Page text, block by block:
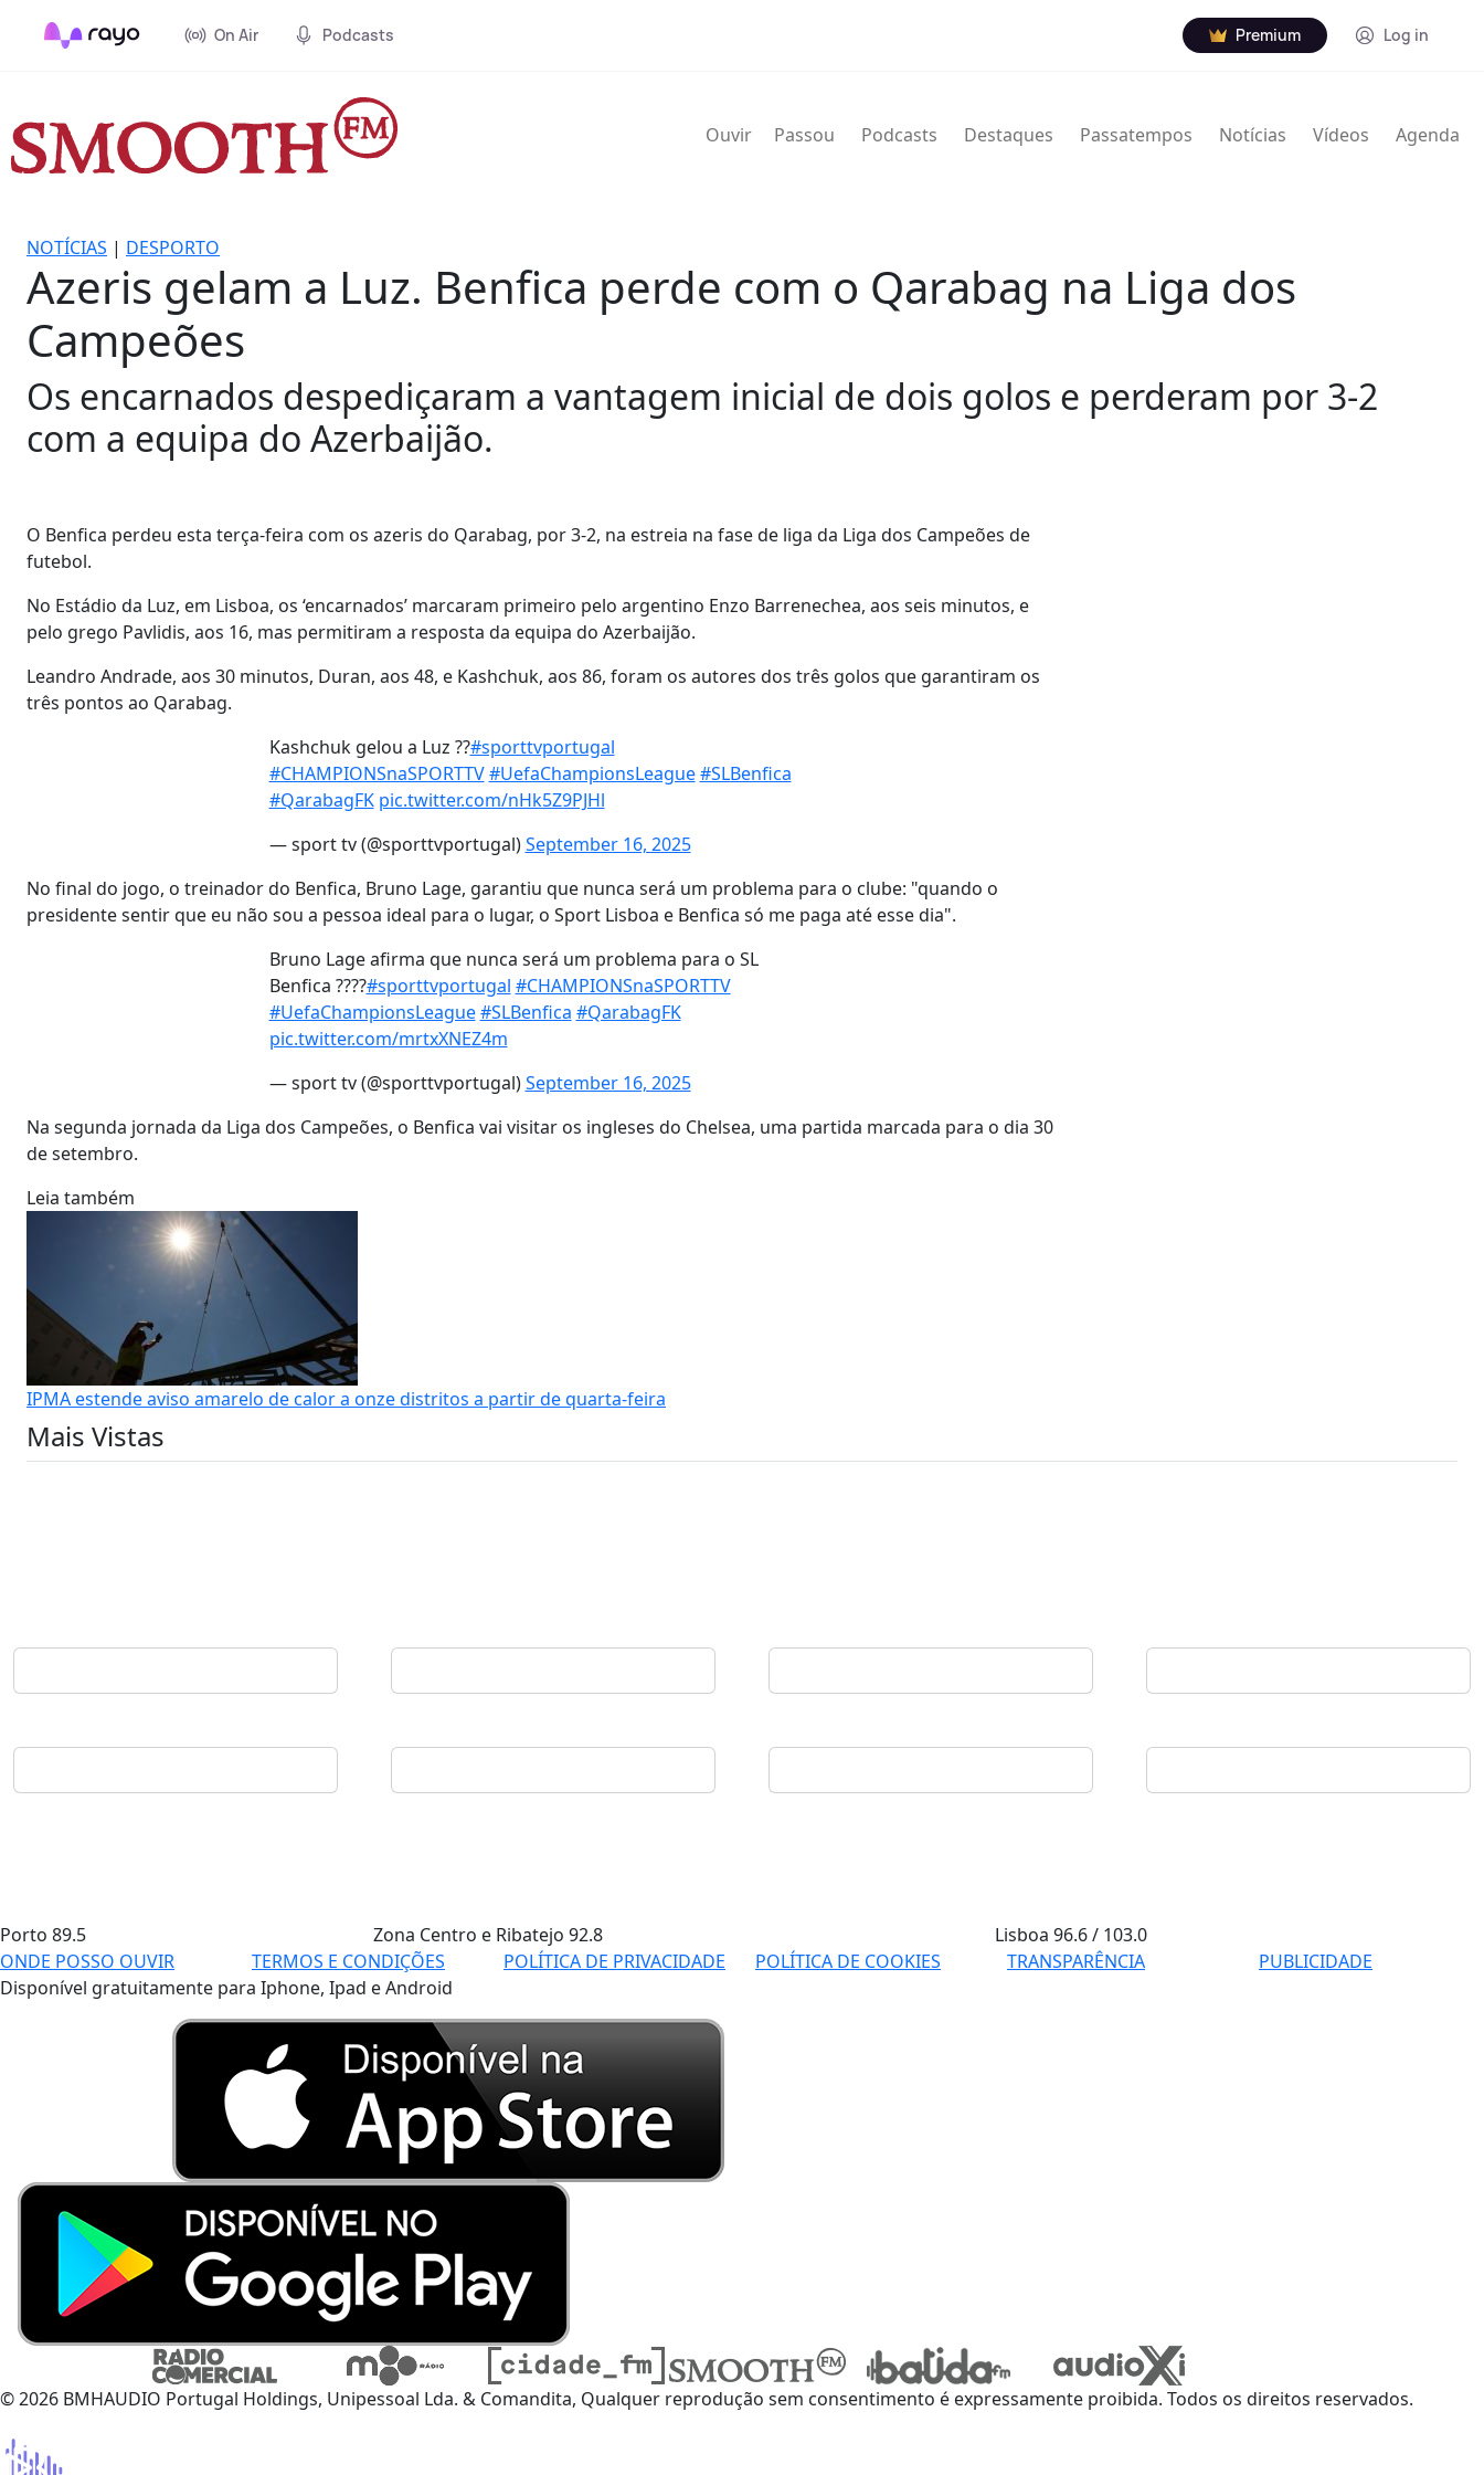
On Air Podcasts Premium Log in
Ouvir Passou Podcasts Destaques Passatempos Notícias Vídeos Agenda
NOTÍCIAS | DESPORTO
Azeris gelam a Luz. Benfica perde com o Qarabag na Liga dos
Campeões
Os encarnados despediçaram a vantagem inicial de dois golos e perderam por 3-2
com a equipa do Azerbaijão.
O Benfica perdeu esta terça-feira com os azeris do Qarabag, por 3-2, na estreia na fase de liga da Liga dos Campeões de
futebol.
No Estádio da Luz, em Lisboa, os ‘encarnados’ marcaram primeiro pelo argentino Enzo Barrenechea, aos seis minutos, e
pelo grego Pavlidis, aos 16, mas permitiram a resposta da equipa do Azerbaijão.
Leandro Andrade, aos 30 minutos, Duran, aos 48, e Kashchuk, aos 86, foram os autores dos três golos que garantiram os
três pontos ao Qarabag.
Kashchuk gelou a Luz ??#sporttvportugal
#CHAMPIONSnaSPORTTV #UefaChampionsLeague #SLBenfica
#QarabagFK pic.twitter.com/nHk5Z9PJHl
— sport tv (@sporttvportugal)September 16, 2025
No final do jogo, o treinador do Benfica, Bruno Lage, garantiu que nunca será um problema para o clube: "quando o
presidente sentir que eu não sou a pessoa ideal para o lugar, o Sport Lisboa e Benfica só me paga até esse dia".
Bruno Lage afirma que nunca será um problema para o SL
Benfica ??‍??#sporttvportugal #CHAMPIONSnaSPORTTV
#UefaChampionsLeague #SLBenfica #QarabagFK
pic.twitter.com/mrtxXNEZ4m
— sport tv (@sporttvportugal)September 16, 2025
Na segunda jornada da Liga dos Campeões, o Benfica vai visitar os ingleses do Chelsea, uma partida marcada para o dia 30
de setembro.
Leia também
IPMA estende aviso amarelo de calor a onze distritos a partir de quarta-feira
Mais Vistas
Porto 89.5 Zona Centro e Ribatejo 92.8 Lisboa96.6 / 103.0
ONDE POSSO OUVIR
TERMOS E CONDIÇÕES POLÍTICA DE PRIVACIDADE POLÍTICA DE COOKIES TRANSPARÊNCIA
PUBLICIDADE
Disponível gratuitamente para Iphone, Ipad e Android
© 2026 BMHAUDIO Portugal Holdings, Unipessoal Lda. & Comandita, Qualquer reprodução sem consentimento é expressamente proibida. Todos os direitos reservados.